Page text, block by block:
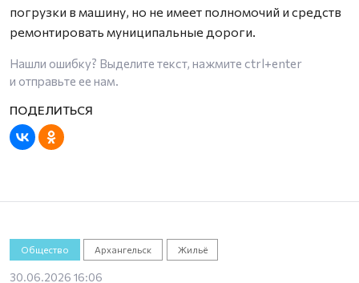
погрузки в машину, но не имеет полномочий и средств
ремонтировать муниципальные дороги.
Нашли ошибку? Выделите текст, нажмите ctrl+enter
и отправьте ее нам.
Общество Архангельск Жильё
30.06.2026 16:06